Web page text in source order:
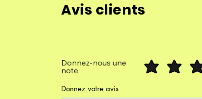
Avis clients
Donnez-nous une
note
Donnez votre avis